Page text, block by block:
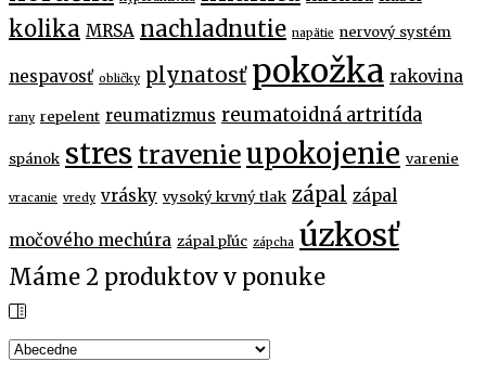
kolika MRSA nachladnutie napätie nervový systém
nespavosť obličky plynatosť pokožka rakovina
rany repelent reumatizmus reumatoidná artritída
spánok stres travenieupokojenie varenie
vracanie vredy vrásky vysoký krvný tlak zápal zápal
močového mechúra zápal pľúc zápcha úzkosť
Máme 2 produktov v ponuke